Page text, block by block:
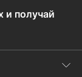
и получай